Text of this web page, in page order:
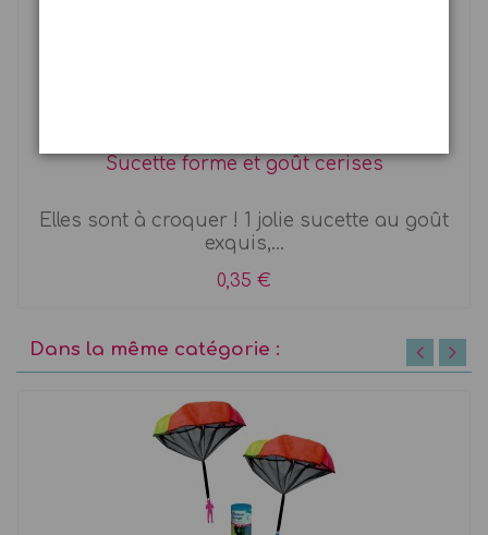
Sucette forme et goût cerises
Elles sont à croquer ! 1 jolie sucette au goût
exquis,...
0,35 €
Dans la même catégorie :